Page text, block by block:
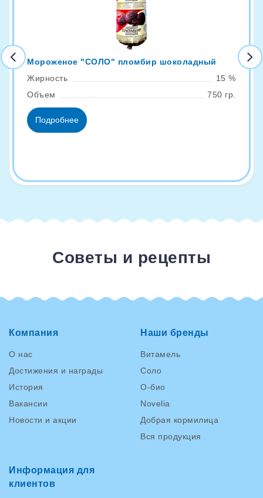
Мороженое "СОЛО" пломбир шоколадный
Жирность
15 %
Объем
750 гр.
Подробнее
Советы и рецепты
Компания
О нас
Достижения и награды
История
Вакансии
Новости и акции
Наши бренды
Витамель
Соло
О-био
Novelia
Добрая кормилица
Вся продукция
Информация для
клиентов